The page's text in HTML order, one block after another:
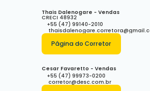
Thais Dalenogare - Vendas
CRECI 48932
+55 (47) 99140-2010
Página do Corretor
Cesar Favaretto - Vendas
+55 (47) 99973-0200
corretor@desc.com.br